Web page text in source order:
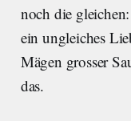
noch die
ein ungleiches
Mägen grosser
das.